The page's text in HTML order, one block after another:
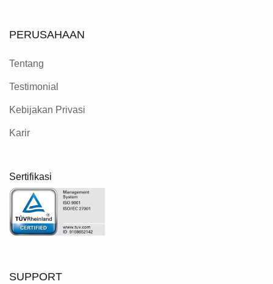
PERUSAHAAN
Tentang
Testimonial
Kebijakan Privasi
Karir
Sertifikasi
SUPPORT